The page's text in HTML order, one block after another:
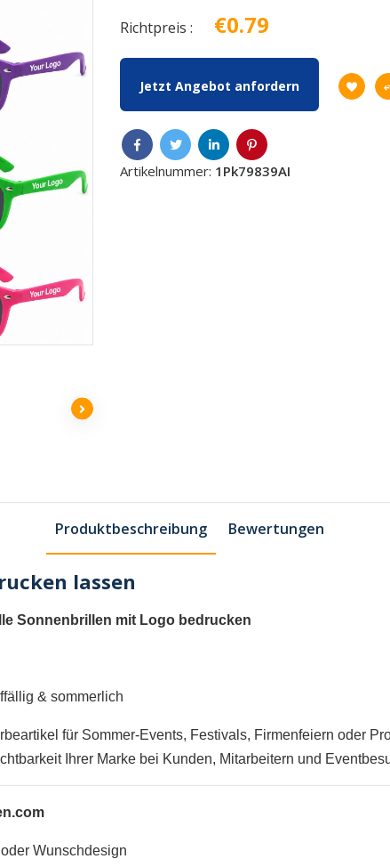
Richtpreis : €0.79
Jetzt Angebot anfordern
Artikelnummer: 1Pk79839AI
Produktbeschreibung Bewertungen
lassen
Sonnenbrillen mit Logo bedrucken
& sommerlich
für Sommer-Events, Festivals, Firmenfeiern oder
Ihrer Marke bei Kunden, Mitarbeitern und
Wunschdesign